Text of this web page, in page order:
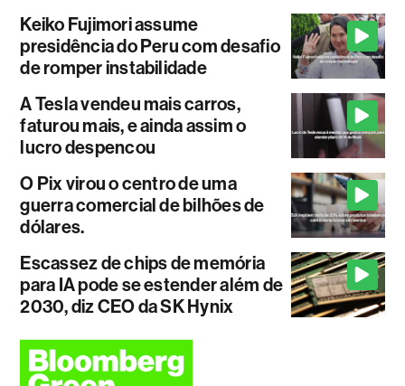
Keiko Fujimori assume
presidência do Peru com desafio
de romper instabilidade
A Tesla vendeu mais carros,
faturou mais, e ainda assim o
lucro despencou
O Pix virou o centro de uma
guerra comercial de bilhões de
dólares.
Escassez de chips de memória
para IA pode se estender além de
2030, diz CEO da SK Hynix